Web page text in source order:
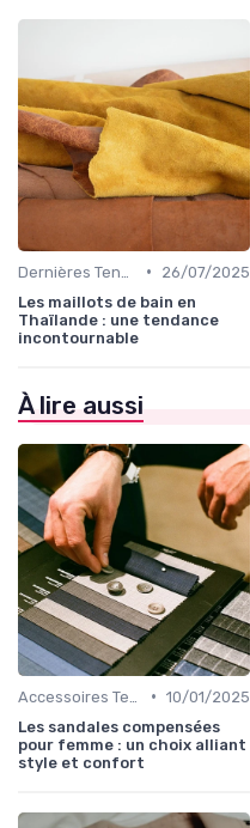
•
26/07/2025
Les maillots de bain en
Thaïlande : une tendance
incontournable
À lire aussi
• 10/01/2025
Les sandales compensées
pour femme : un choix alliant
style et confort